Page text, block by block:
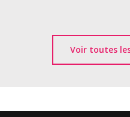
Voir toutes